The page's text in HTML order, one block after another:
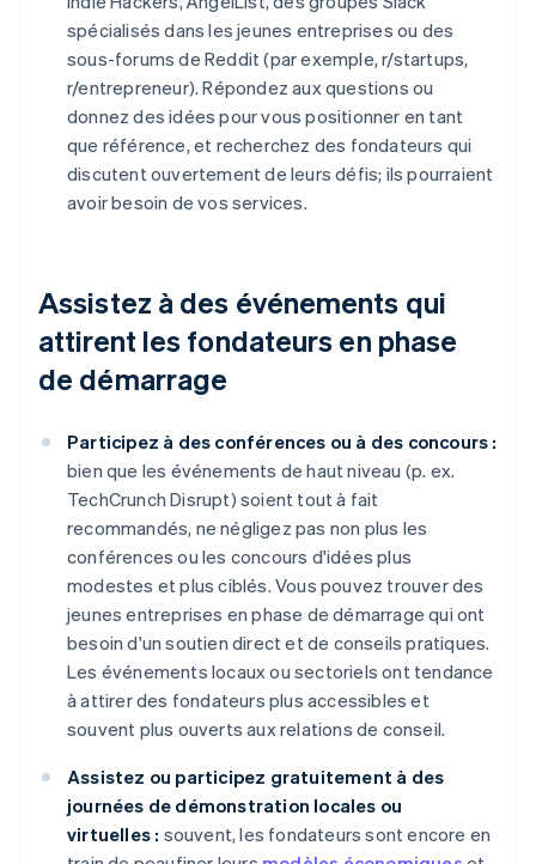
spécialisés dans les jeunes entreprises ou des
sous-forums de Reddit (par exemple, r/startups,
r/entrepreneur). Répondez aux questions ou
donnez des idées pour vous positionner en tant
que référence, et recherchez des fondateurs qui
discutent ouvertement de leurs défis; ils pourraient
avoir besoin de vos services.
Assistez à des événements qui
attirent les fondateurs en phase
de démarrage
Participez à des conférences ou à des concours :
bien que les événements de haut niveau (p. ex.
TechCrunch Disrupt) soient tout à fait
recommandés, ne négligez pas non plus les
conférences ou les concours d'idées plus
modestes et plus ciblés. Vous pouvez trouver des
jeunes entreprises en phase de démarrage qui ont
besoin d'un soutien direct et de conseils pratiques.
Les événements locaux ou sectoriels ont tendance
à attirer des fondateurs plus accessibles et
souvent plus ouverts aux relations de conseil.
Assistez ou participez gratuitement à des
journées de démonstration locales ou
virtuelles : souvent, les fondateurs sont encore en